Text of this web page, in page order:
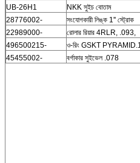
UB-26H1
NKK সুইচ বোতাম
28776002-
সংযোগকারী লিঙ্ক 1'' স্ট্রোক
22989000-
রোলার রিয়ার 4RLR, .093,
496500215-
ও-রিং GSKT
45455002-
বর্গাকার সুইভেল .078